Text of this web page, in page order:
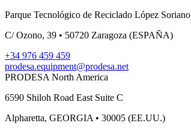
Parque Tecnológico de Reciclado López Soriano
C/ Ozono, 39 • 50720 Zaragoza (ESPAÑA)
+34 976 459 459
prodesa.equipment@prodesa.net
PRODESA North America
6590 Shiloh Road East Suite C
Alpharetta, GEORGIA • 30005 (EE.UU.)